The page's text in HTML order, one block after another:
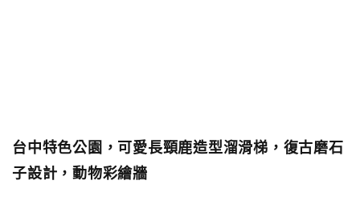
台中特色公園，可愛長頸鹿造型溜滑梯，復古磨石
子設計，動物彩繪牆